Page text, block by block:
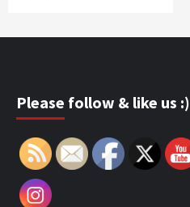
Please follow & like us :)